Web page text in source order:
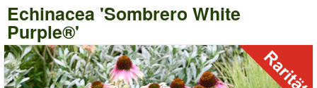
Echinacea 'Sombrero White
Purple®'